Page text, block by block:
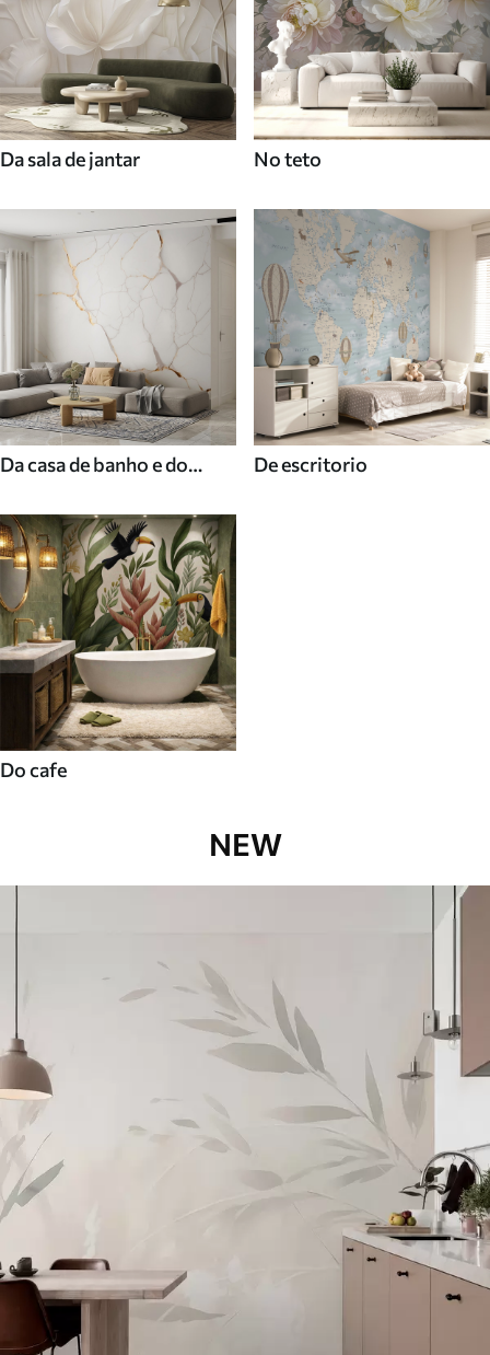
Da sala de jantar No teto
Da casa de banho e do
De escritorio
Do cafe
NEW